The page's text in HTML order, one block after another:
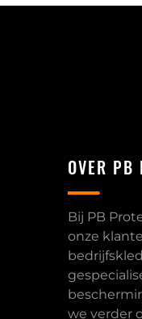
OVER PB
Bij PB
onze
we verder